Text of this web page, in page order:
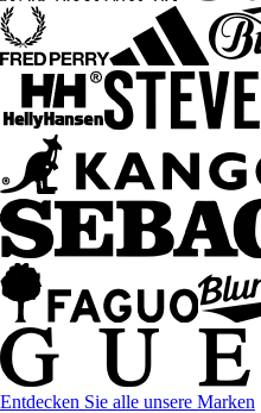
Entdecken Sie alle unsere Marken